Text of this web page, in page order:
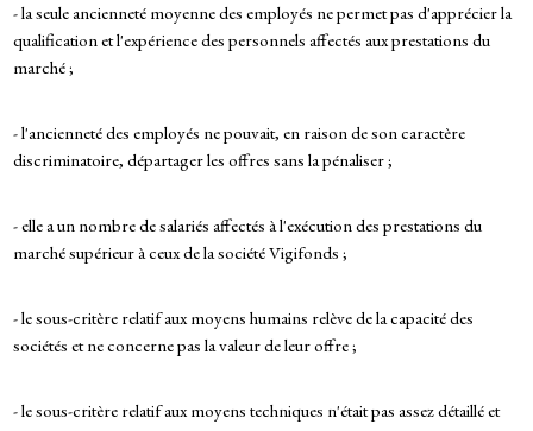
- la seule ancienneté moyenne des employés ne permet pas d'apprécier la
qualification et l'expérience des personnels affectés aux prestations du
marché ;
- l'ancienneté des employés ne pouvait, en raison de son caractère
discriminatoire, départager les offres sans la pénaliser ;
- elle a un nombre de salariés affectés à l'exécution des prestations du
marché supérieur à ceux de la société Vigifonds ;
- le sous-critère relatif aux moyens humains relève de la capacité des
sociétés et ne concerne pas la valeur de leur offre ;
- le sous-critère relatif aux moyens techniques n'était pas assez détaillé et